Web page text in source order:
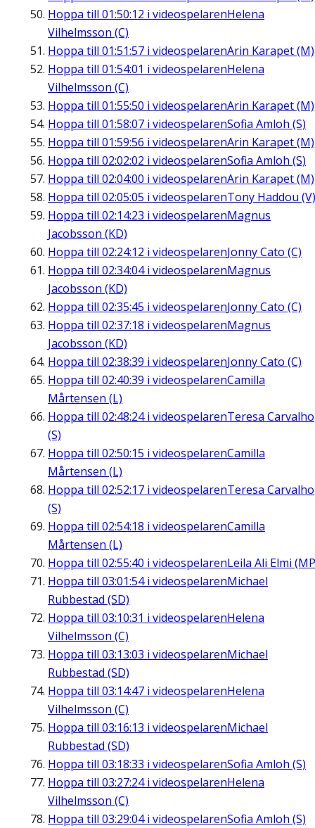
Hoppa till 01:50:12 i videospelarenHelena
Vilhelmsson (C)
Hoppa till 01:51:57 i videospelarenArin Karapet (M)
Hoppa till 01:54:01 i videospelarenHelena
Vilhelmsson (C)
Hoppa till 01:55:50 i videospelarenArin Karapet (M)
Hoppa till 01:58:07 i videospelarenSofia Amloh (S)
Hoppa till 01:59:56 i videospelarenArin Karapet (M)
Hoppa till 02:02:02 i videospelarenSofia Amloh (S)
Hoppa till 02:04:00 i videospelarenArin Karapet (M)
Hoppa till 02:05:05 i videospelarenTony Haddou (V)
Hoppa till 02:14:23 i videospelarenMagnus
Jacobsson (KD)
Hoppa till 02:24:12 i videospelarenJonny Cato (C)
Hoppa till 02:34:04i videospelarenMagnus
Jacobsson (KD)
Hoppa till 02:35:45 i videospelarenJonny Cato (C)
Hoppa till 02:37:18 i videospelarenMagnus
Jacobsson (KD)
Hoppa till 02:38:39 i videospelarenJonny Cato (C)
Hoppa till 02:40:39 i videospelarenCamilla
Mårtensen (L)
Hoppa till 02:48:24i videospelarenTeresa Carvalho
(S)
Hoppa till 02:50:15 i videospelarenCamilla
Mårtensen (L)
Hoppa till 02:52:17 i videospelarenTeresa Carvalho
(S)
Hoppa till 02:54:18 i videospelarenCamilla
Mårtensen (L)
Hoppa till 02:55:40 i videospelarenLeila Ali Elmi
Hoppa till 03:01:54i videospelarenMichael
Rubbestad (SD)
Hoppa till 03:10:31 i videospelarenHelena
Vilhelmsson (C)
Hoppa till 03:13:03 i videospelarenMichael
Rubbestad (SD)
Hoppa till 03:14:47 i videospelarenHelena
Vilhelmsson (C)
Hoppa till 03:16:13 i videospelarenMichael
Rubbestad (SD)
Hoppa till 03:18:33 i videospelarenSofia Amloh (S)
Hoppa till 03:27:24i videospelarenHelena
Vilhelmsson (C)
Hoppa till 03:29:04i videospelarenSofia Amloh (S)